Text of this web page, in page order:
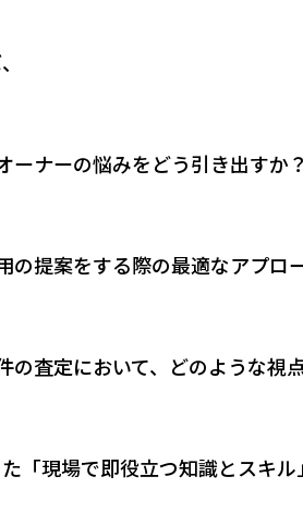
ーナーの悩みをどう引き出すか？
の提案をする際の最適なアプロ
の査定において、どのような視
「現場で即役立つ知識とスキ